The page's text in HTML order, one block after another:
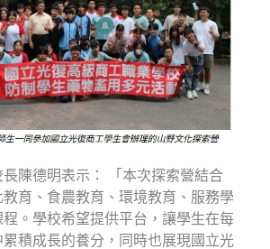
陳德明表示： 「本次探索營結合
育、食農教育、環境教育、服務學
。學校希望提供平台，讓學生在每
積成長的養分，同時也展現國立光